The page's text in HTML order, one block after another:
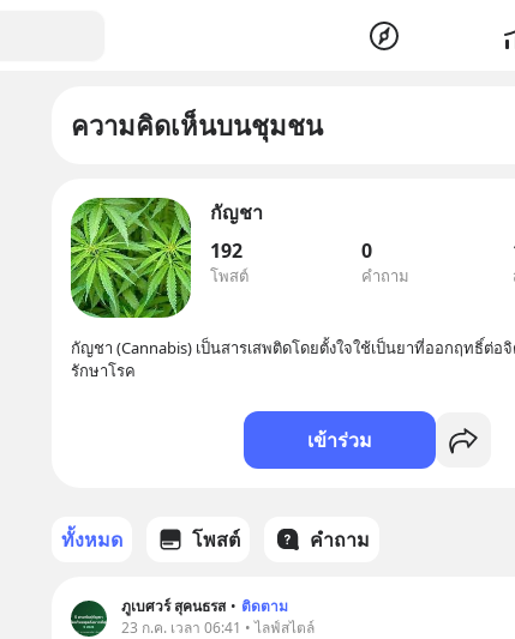
ความคิดเห็นบนชุมชน
กัญชา
192
โพสต์
0
คำถาม
กัญชา (Cannabis) เป็นสารเสพติดโดยตั้งใจใช้เป็นยาที่ออกฤทธิ์ต่อ
รักษาโรค
เข้าร่วม
ทั้งหมด โพสต์ คำถาม
ภูเบศวร์ สุคนธรส • ติดตาม
23 ก.ค. เวลา 06:41 • ไลฟ์สไตล์